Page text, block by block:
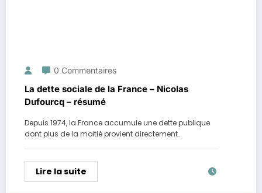
0 Commentaires
La dette sociale de la France – Nicolas
Dufourcq – résumé
Depuis 1974, la France accumule une dette publique
dont plus de la moitié provient directement…
Lire la suite